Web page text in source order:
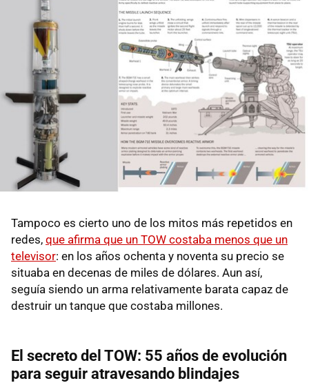
Tampoco es cierto uno de los mitos más repetidos en
redes, que afirma que un TOW costaba menos que un
televisor: en los años ochenta y noventa su precio se
situaba en decenas de miles de dólares. Aun así,
seguía siendo un arma relativamente barata capaz de
destruir un tanque que costaba millones.
El secreto del TOW: 55 años de evolución
para seguir atravesando blindajes